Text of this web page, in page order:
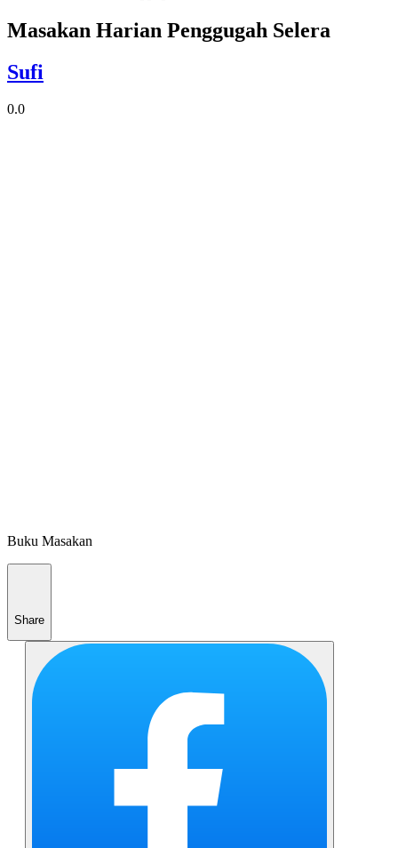
Masakan Harian Penggugah Selera
Sufi
0.0
Buku Masakan
Share